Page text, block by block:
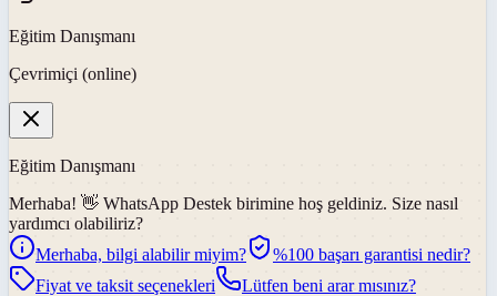
Eğitim Danışmanı
Çevrimiçi (online)
Eğitim Danışmanı
Merhaba! 👋 WhatsApp Destek birimine hoş geldiniz. Size nasıl
yardımcı olabiliriz?
Merhaba, bilgi alabilir miyim?
%100 başarı garantisi nedir?
Fiyat ve taksit seçenekleri
Lütfen beni arar mısınız?